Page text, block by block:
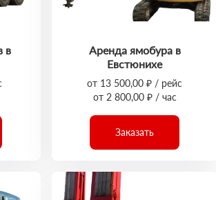
в
Аренда ямобура в
Евстюнихе
от 13 500,00 ₽ / рейс
от 2 800,00 ₽ / час
Заказать